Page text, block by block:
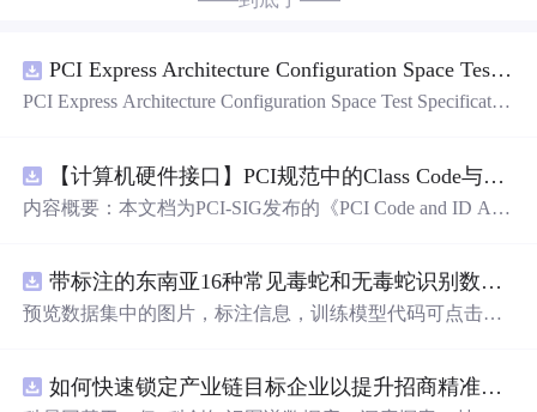
PCI Express Architecture Configuration Space Test Specification Revision 5.0, Version 1.0 (CB).pdf
PCI Express Architecture Configuration Space Test Specificatio
【计算机硬件接口】PCI规范中的Class Code与Capability ID分配：设备功能分类及扩展能力标识系统设计
内容概要：本文档为PCI-SIG发布的《PCI Code and ID Assi
ity IDs）以
带标注的东南亚16种常见毒蛇和无毒蛇识别数据集， 识别率73.4%，7593张图，支持yolo
预览数据集中的图片，标注信息，训练模型代码可点击查
免费咨询，主页获取作者联系方式
如何快速锁定产业链目标企业以提升招商精准度？.docx